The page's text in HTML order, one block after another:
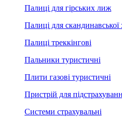
Палиці для гірських лиж
Палиці для скандинавської
Палиці треккінгові
Пальники туристичні
Плити газові туристичні
Пристрій для
Системи страхувальні